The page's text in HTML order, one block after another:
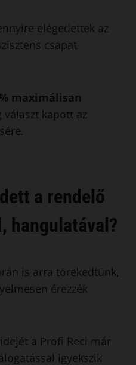
elégedettek az
csapat
maximálisan
választ kapott az
a rendelő
hangulatával?
is arra törekedtünk,
érezzék
a Profi Reci már
igyekszik